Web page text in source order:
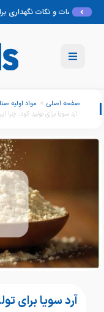
صفحه اصلی > مواد اولیه
آرد سویا برای تولید کود:
آرد سویا برای